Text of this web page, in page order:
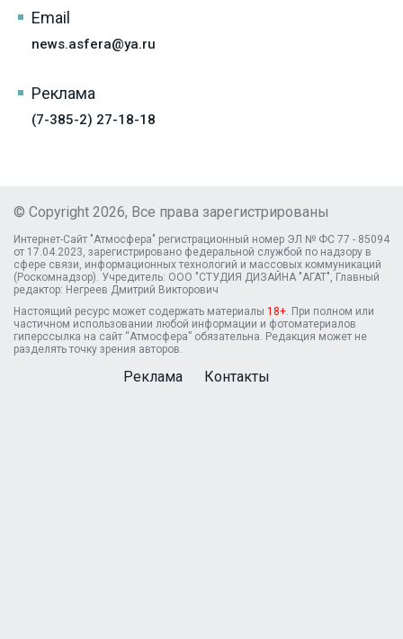
Email
news.asfera@ya.ru
Реклама
(7-385-2) 27-18-18
© Copyright 2026, Все права зарегистрированы
Интернет-Сайт "Атмосфера" регистрационный номер ЭЛ № ФС 77 - 85094
от 17.04.2023, зарегистрировано федеральной службой по надзору в
сфере связи, информационных технологий и массовых коммуникаций
(Роскомнадзор). Учредитель: ООО "СТУДИЯ ДИЗАЙНА "АГАТ", Главный
редактор: Негреев Дмитрий Викторович
Настоящий ресурс может содержать материалы 18+ . При полном или
частичном использовании любой информации и фотоматериалов
гиперссылка на сайт “Атмосфера” обязательна. Редакция может не
разделять точку зрения авторов.
Реклама Контакты